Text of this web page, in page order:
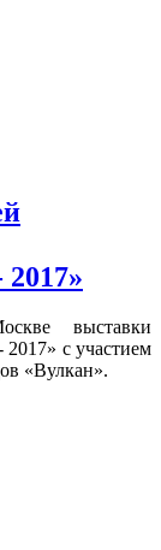
выставки
с участием
«Вулкан».